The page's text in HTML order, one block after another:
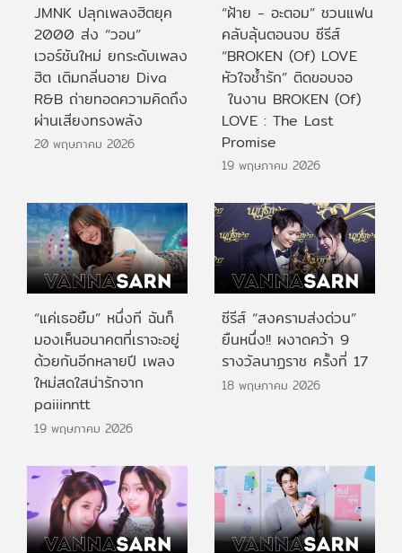
JMNK ปลุกเพลงฮิตยุค
2000 ส่ง “วอน”
เวอร์ชันใหม่ ยกระดับเพลง
ฮิต เติมกลิ่นอาย Diva
R&B ถ่ายทอดความคิดถึง
ผ่านเสียงทรงพลัง
20 พฤษภาคม 2026
“ฝ้าย - อะตอม” ชวนแฟน
คลับลุ้นตอนจบ ซีรีส์
“BROKEN (Of) LOVE
หัวใจช้ำรัก” ติดขอบจอ
ในงาน BROKEN (Of)
LOVE : The Last
Promise
19 พฤษภาคม 2026
“แค่เธอยิ้ม” หนึ่งที ฉันก็
มองเห็นอนาคตที่เราจะอยู่
ด้วยกันอีกหลายปี เพลง
ใหม่สดใสน่ารักจาก
paiiinntt
19 พฤษภาคม 2026
ซีรีส์ “สงครามส่งด่วน”
ยืนหนึ่ง!! ผงาดคว้า 9
รางวัลนาฏราช ครั้งที่ 17
18 พฤษภาคม 2026